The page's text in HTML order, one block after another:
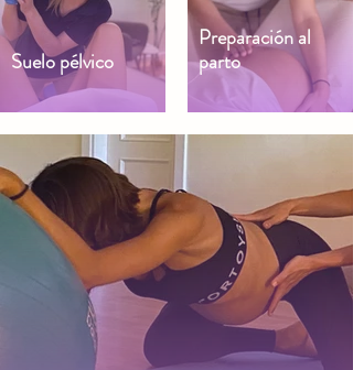
Suelo pélvico
Preparación al
parto